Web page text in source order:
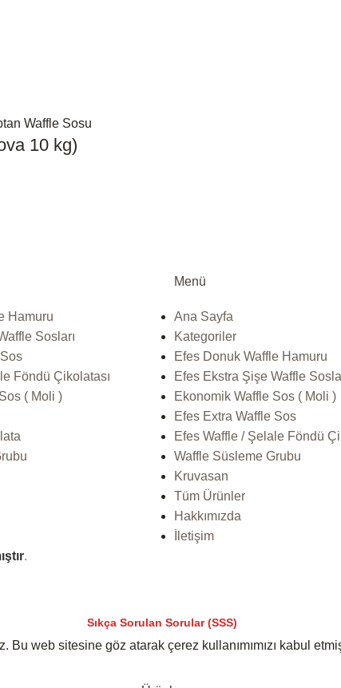
10 kg)
Hamuru
Sosları
Föndü Çikolatası
( Moli )
Menü
Ana Sayfa
Kategoriler
Efes Donuk Waffle Hamuru
Efes Ekstra Şişe Waffle
Ekonomik Waffle Sos ( Moli )
Efes Extra Waffle Sos
Efes Waffle / Şelale Föndü
Waffle Süsleme Grubu
Kruvasan
Tüm Ürünler
Hakkımızda
İletişim
.
Sıkça Sorulan Sorular (SSS)
web sitesine göz atarak çerez kullanımımızı kabul